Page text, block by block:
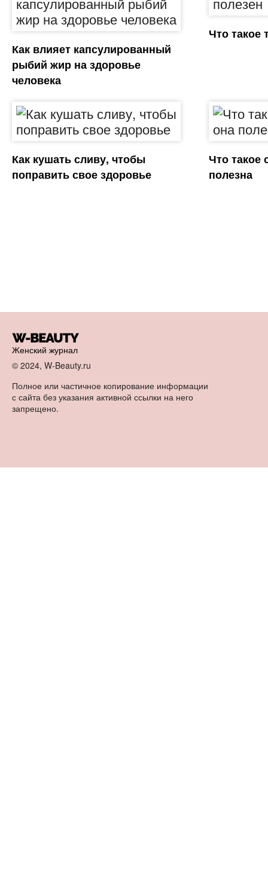
Как влияет капсулированный
рыбий жир на здоровье
человека
Что такое
Как кушать сливу, чтобы
поправить свое здоровье
Что такое
полезна
Женский журнал
© 2024, W-Beauty.ru
Полное или частичное копирование информации
с сайта без указания активной ссылки на него
запрещено.